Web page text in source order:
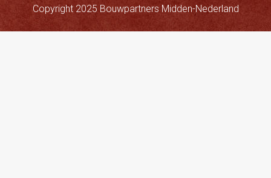
Copyright 2025 Bouwpartners Midden-Nederland